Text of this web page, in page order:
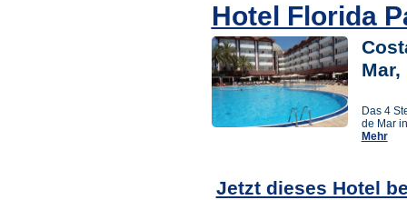
Hotel Florida
Das 4
de Mar
Mehr
Jetzt dieses Hotel